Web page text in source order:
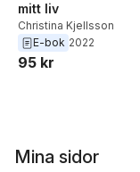
mitt liv
Christina Kjellsson
E-bok 2022
95 kr
Mina sidor